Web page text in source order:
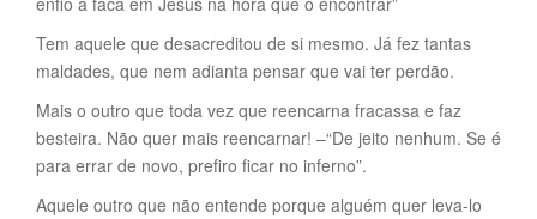
Tem aquele que desacreditou de si mesmo. Já fez tantas
maldades, que nem adianta pensar que vai ter perdão.
Mais o outro que toda vez que reencarna fracassa e faz
besteira. Não quer mais reencarnar! –“De jeito nenhum. Se é
para errar de novo, prefiro ficar no inferno”.
Aquele outro que não entende porque alguém quer leva-lo